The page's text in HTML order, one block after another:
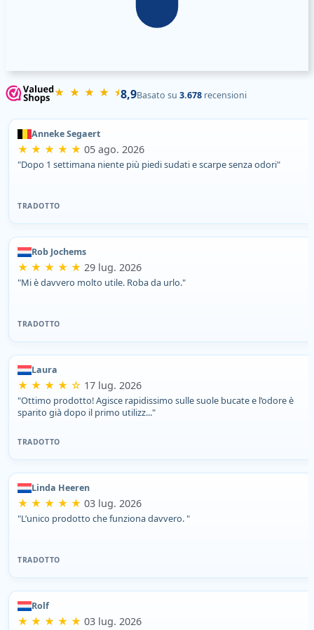
★ ★ ★ ★ ⯨8,9Basato su 3.678recensioni
Anneke Segaert
★ ★ ★ ★ ★ 05 ago. 2026
"Dopo 1 settimana niente più piedi sudati e scarpe senza odori"
TRADOTTO
Rob Jochems
★ ★ ★ ★ ★ 29 lug. 2026
"Mi è davvero molto utile. Roba da urlo."
TRADOTTO
Laura
★ ★ ★ ★ ☆ 17 lug. 2026
"Ottimo prodotto! Agisce rapidissimo sulle suole bucate e l’odore è
sparito già dopo il primo utilizz..."
TRADOTTO
Linda Heeren
★ ★ ★ ★ ★ 03 lug. 2026
"L’unico prodotto che funziona davvero. "
TRADOTTO
Rolf
★ ★ ★ ★ ★ 03 lug. 2026